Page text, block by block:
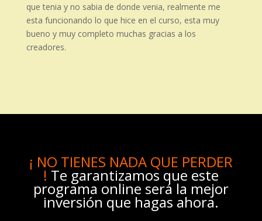
que tenia y no sabia de donde venia, realmente me
esta funcionando lo que hice en el curso, esta muy
bueno y muy completo muchas gracias a los
creadores.
¡ NO TIENES NADA QUE PERDER
! Te garantizamos que este
programa online será la mejor
inversión que hagas ahora.